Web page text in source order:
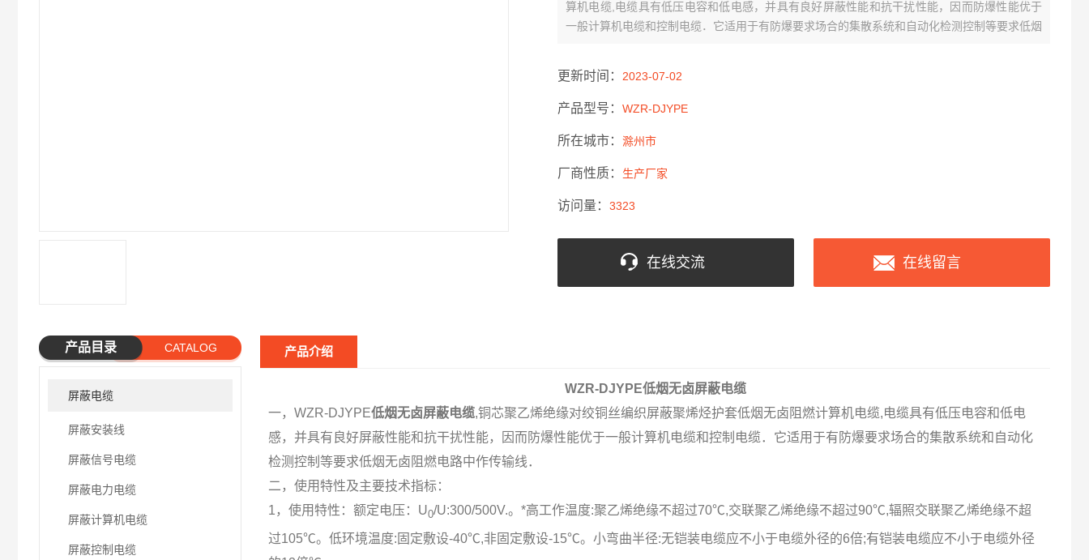
算机电缆,电缆具有低压电容和低电感，并具有良好屏蔽性能和抗干扰性能，因而防爆性能优于
一般计算机电缆和控制电缆．它适用于有防爆要求场合的集散系统和自动化检测控制等要求低烟
更新时间： 2023-07-02
产品型号： WZR-DJYPE
所在城市： 滁州市
厂商性质： 生产厂家
访问量： 3323
在线交流 在线留言
产品目录 CATALOG
屏蔽电缆
屏蔽安装线
屏蔽信号电缆
屏蔽电力电缆
屏蔽计算机电缆
屏蔽控制电缆
产品介绍
WZR-DJYPE低烟无卤屏蔽电缆
一，WZR-DJYPE低烟无卤屏蔽电缆,铜芯聚乙烯绝缘对绞铜丝编织屏蔽聚烯烃护套低烟无卤阻燃计算机电缆,电缆具有低压电容和低电
感，并具有良好屏蔽性能和抗干扰性能，因而防爆性能优于一般计算机电缆和控制电缆．它适用于有防爆要求场合的集散系统和自动化
检测控制等要求低烟无卤阻燃电路中作传输线．
二，使用特性及主要技术指标：
1，使用特性：额定电压：U0/U:300/500V.。*高工作温度:聚乙烯绝缘不超过70℃,交联聚乙烯绝缘不超过90℃,辐照交联聚乙烯绝缘不超
过105℃。低环境温度:固定敷设-40℃,非固定敷设-15℃。小弯曲半径:无铠装电缆应不小于电缆外径的6倍;有铠装电缆应不小于电缆外径